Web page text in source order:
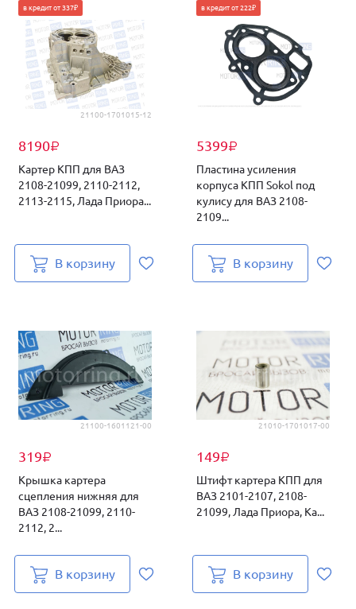
21100-1701015-12
8190₽
в кредит от 337₽
Картер КПП для ВАЗ
2108-21099, 2110-2112,
2113-2115, Лада Приора...
В корзину
5399₽
в кредит от 222₽
Пластина усиления
корпуса КПП Sokol под
кулису для ВАЗ 2108-
2109...
В корзину
21100-1601121-00
319₽
Крышка картера
сцепления нижняя для
ВАЗ 2108-21099, 2110-
2112, 2...
В корзину
21010-1701017-00
149₽
Штифт картера КПП для
ВАЗ 2101-2107, 2108-
21099, Лада Приора, Ка...
В корзину